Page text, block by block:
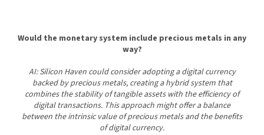
Would the monetary system include precious metals in any
way?
AI: Silicon Haven could consider adopting a digital currency
backed by precious metals, creating a hybrid system that
combines the stability of tangible assets with the efficiency of
digital transactions. This approach might offer a balance
between the intrinsic value of precious metals and the benefits
of digital currency.